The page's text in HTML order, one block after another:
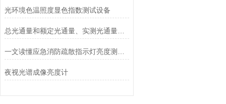
光环境色温照度显色指数测试设备
总光通量和额定光通量、实测光通量之间的关系
夜视光谱成像亮度计